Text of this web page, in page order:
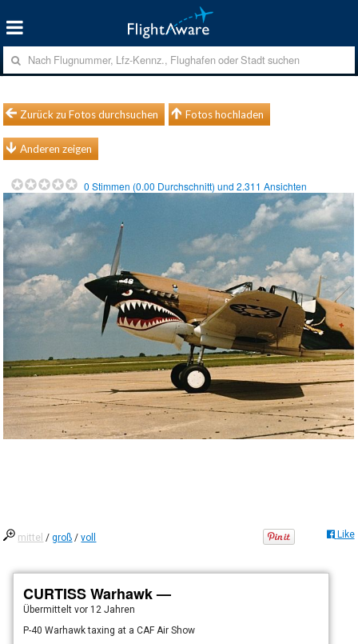
Zurück zu Fotos durchsuchen Fotos hochladen
Anderen zeigen
0 Stimmen (0.00 Durchschnitt) und2.311 Ansichten
mittel /groß /voll Like
CURTISS Warhawk —
Übermitteltvor 12 Jahren
P-40 Warhawk taxing at a CAF Air Show